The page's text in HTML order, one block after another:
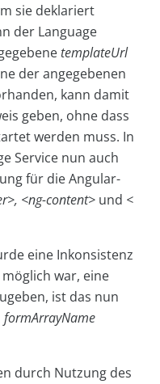
sie deklariert
der Language
templateUrl
der angegebenen
kann damit
geben, ohne dass
werden muss. In
Service nun auch
für die Angular-
<ng-content> und <
eine Inkonsistenz
war, eine
ist das nun
formArrayName
durch Nutzung des